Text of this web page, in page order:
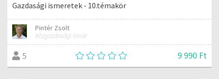
Gazdasági ismeretek - 10.témakör
Pintér Zsolt
Közgazdasági tanár
5 9 990 Ft